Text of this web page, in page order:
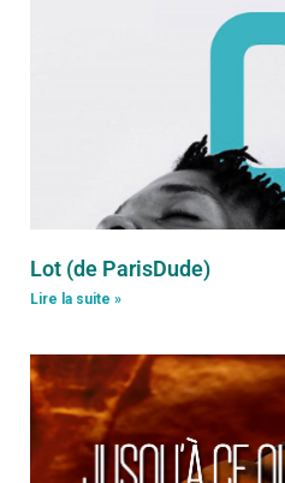
Lot (de ParisDude)
Lire la suite »